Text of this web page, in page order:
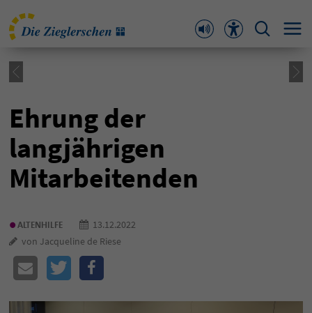
Ehrung der
langjährigen
Mitarbeitenden
•ALTENHILFE
13.12.2022
von Jacqueline de Riese